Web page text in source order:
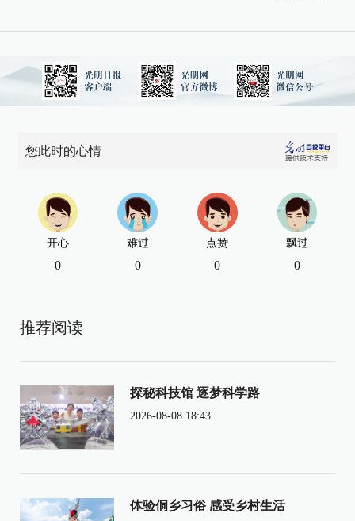
您此时的心情
开心
0
难过
0
点赞
0
飘过
0
推荐阅读
探秘科技馆 逐梦科学路
2026-08-08 18:43
体验侗乡习俗 感受乡村生活